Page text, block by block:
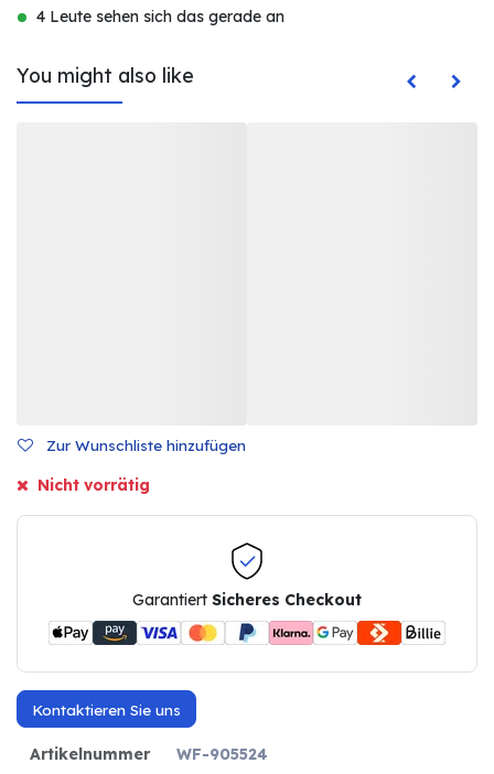
4 Leute sehen sich das gerade an
You might also like
Zur Wunschliste hinzufügen
Nicht vorrätig
Garantiert Sicheres Checkout
Kontaktieren Sie uns
Artikelnummer
WF-905524